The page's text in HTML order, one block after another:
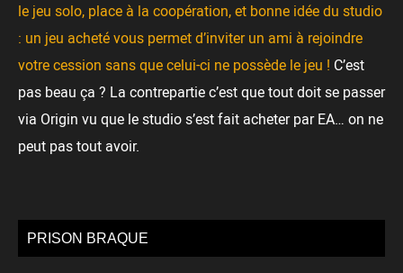
le jeu solo, place à la coopération, et bonne idée du studio
: un jeu acheté vous permet d’inviter un ami à rejoindre
votre cession sans que celui-ci ne possède le jeu ! C’est
pas beau ça ? La contrepartie c’est que tout doit se passer
via Origin vu que le studio s’est fait acheter par EA… on ne
peut pas tout avoir.
PRISON BRAQUE